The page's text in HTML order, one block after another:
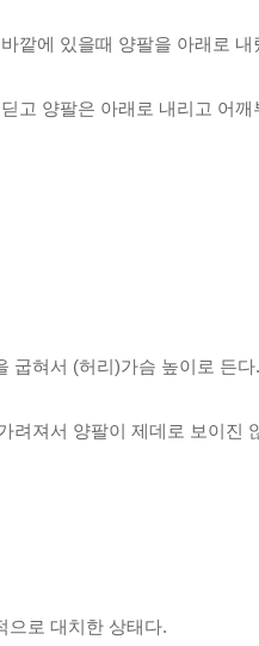
깥에 있을때 양팔을 아래로 내
고 양팔은 아래로 내리고 어
굽혀서 (허리)가슴 높이로 든다.
려져서 양팔이 제데로 보이진
으로 대치한 상태다.